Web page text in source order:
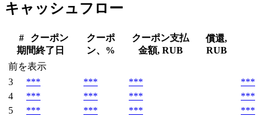
キャッシュフロー
#
クーポン
期間終了日
クーポ
ン、%
クーポン支払
金額, RUB
償還,
RUB
前を表示
3
*** *** ***
***
4
*** *** ***
***
5
*** *** ***
***